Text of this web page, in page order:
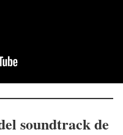
soundtrack de